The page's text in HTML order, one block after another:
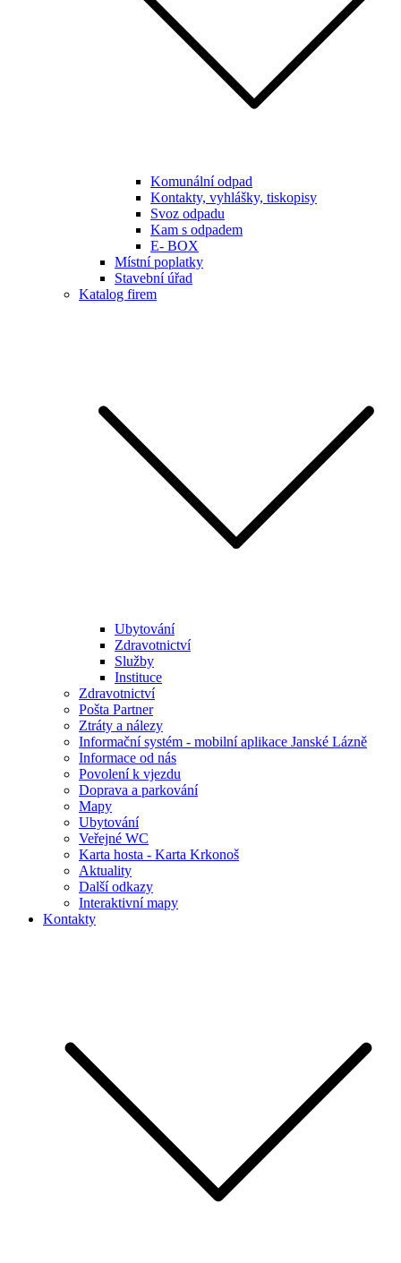
Komunální odpad
Kontakty, vyhlášky, tiskopisy
Svoz odpadu
Kam s odpadem
E- BOX
Místní poplatky
Stavební úřad
Katalog firem
Ubytování
Zdravotnictví
Služby
Instituce
Zdravotnictví
Pošta Partner
Ztráty a nálezy
Informační systém - mobilní aplikace Janské Lázně
Informace od nás
Povolení k vjezdu
Doprava a parkování
Mapy
Ubytování
Veřejné WC
Karta hosta - Karta Krkonoš
Aktuality
Další odkazy
Interaktivní mapy
Kontakty